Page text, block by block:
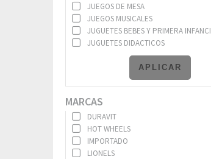
JUEGOS DE MESA
JUEGOS MUSICALES
JUGUETES BEBES Y PRIMERA INFANCI
JUGUETES DIDACTICOS
LIBROS INFANTILES
PELUCHES
PLAYA
PUZZLES
RODADOS
VS.DE COTILLON
APLICAR
MARCAS
DURAVIT
HOT WHEELS
IMPORTADO
LIONELS